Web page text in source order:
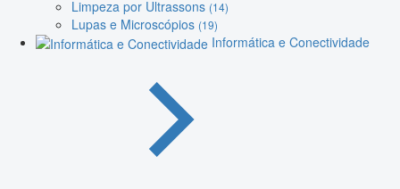
Limpeza por Ultrassons (14)
Lupas e Microscópios (19)
Informática e Conectividade